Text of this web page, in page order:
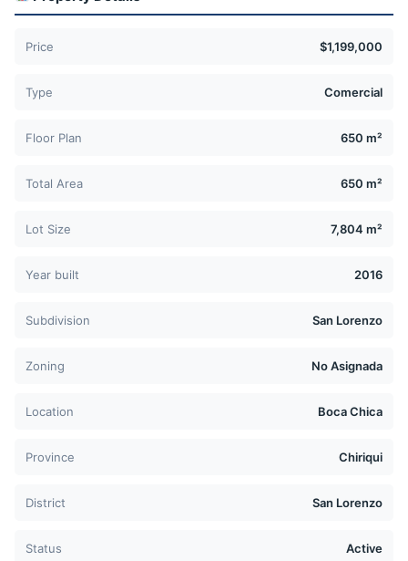
Price $1,199,000
Type Comercial
Floor Plan 650 m²
Total Area 650 m²
Lot Size 7,804 m²
Year built 2016
Subdivision San Lorenzo
Zoning No Asignada
Location Boca Chica
Province Chiriqui
District San Lorenzo
Status Active